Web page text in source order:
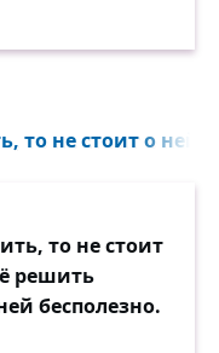
не стоит о ней
то не стоит
решить
бесполезно.